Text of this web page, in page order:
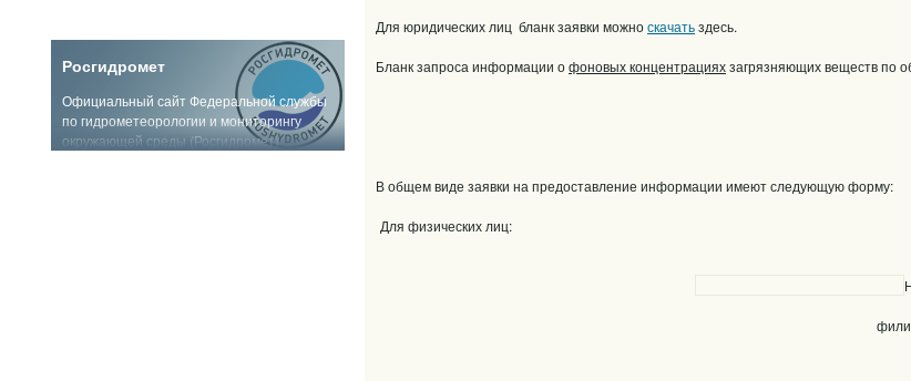
Для юридических лиц бланк заявки можноскачатьздесь.
Бланк запроса информации офоновых концентрацияхзагрязняющих веществ по
В общем виде заявки на предоставление информации имеют следующую форму:
Для
Росгидромет
Официальный сайт Федеральной службы
по гидрометеорологии и мониторингу
окружающей среды (Росгидромет)